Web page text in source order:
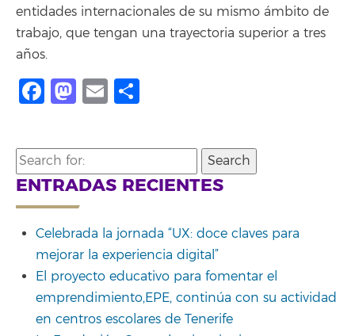
entidades internacionales de su mismo ámbito de
trabajo, que tengan una trayectoria superior a tres
años.
Facebook
Mastodon
Email
Search
for:
ENTRADAS RECIENTES
Celebrada la jornada “UX: doce claves para
mejorar la experiencia digital”
El proyecto educativo para fomentar el
emprendimiento,EPE, continúa con su actividad
en centros escolares de Tenerife